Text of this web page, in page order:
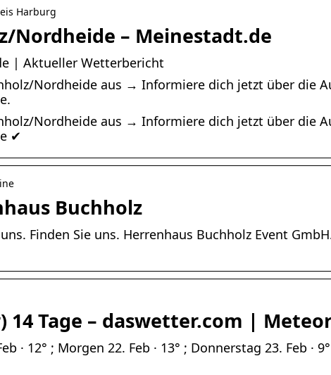
Harburg
Nordheide – Meinestadt.de
| Aktueller Wetterbericht
Nordheide aus → Informiere dich jetzt über die
Nordheide aus → Informiere dich jetzt über die
✔
Buchholz
Finden Sie uns. Herrenhaus Buchholz Event
Tage – daswetter.com |
· 12° ; Morgen 22. Feb · 13° ; Donnerstag 23. Feb ·